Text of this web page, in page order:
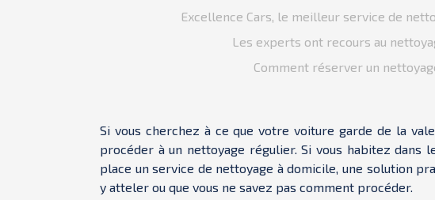
Excellence Cars, le meilleur service de
Les experts ont recours au
Comment réserver un
Si vous cherchez à ce que votre voiture garde de la
procéder à un nettoyage régulier. Si vous habitez dans
place un service de nettoyage à domicile, une solution
y atteler ou que vous ne savez pas comment procéder.